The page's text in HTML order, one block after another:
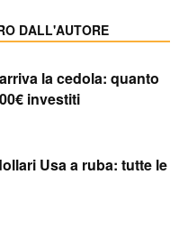
DALL'AUTORE
la cedola: quanto
investiti
Usa a ruba: tutte le